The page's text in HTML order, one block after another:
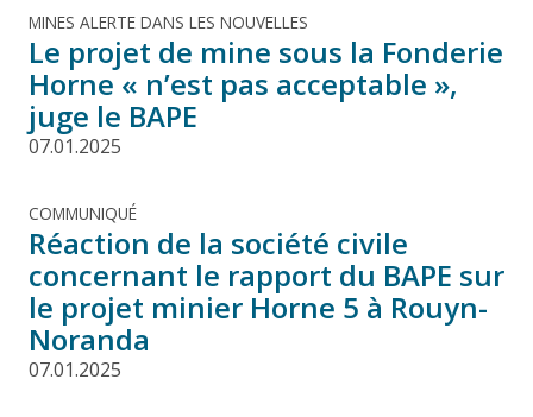
MINES ALERTE DANS LES NOUVELLES
Le projet de mine sous la Fonderie
Horne « n’est pas acceptable »,
juge le BAPE
07.01.2025
COMMUNIQUÉ
Réaction de la société civile
concernant le rapport du BAPE sur
le projet minier Horne 5 à Rouyn-
Noranda
07.01.2025